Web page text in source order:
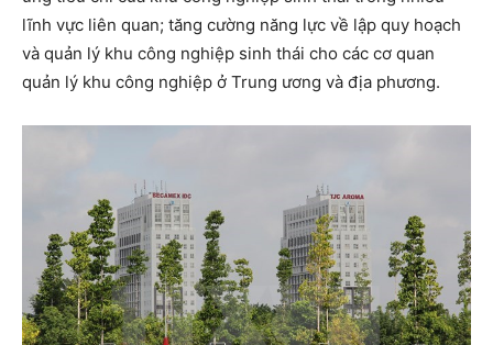
lĩnh vực liên quan; tăng cường năng lực về lập quy hoạch
và quản lý khu công nghiệp sinh thái cho các cơ quan
quản lý khu công nghiệp ở Trung ương và địa phương.